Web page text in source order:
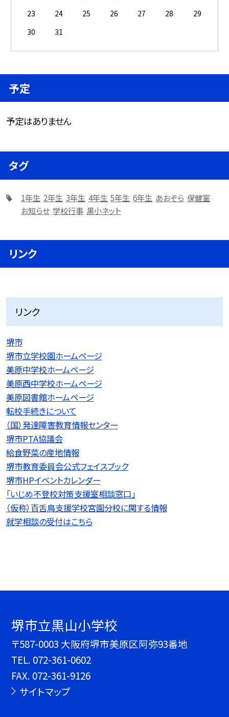
23
24 25 26 27 28
29
30
31
予定
予定はありません
タグ
1年生 2年生 3年生 4年生 5年生 6年生 あおぞら 保健室
お知らせ 学校行事 黒小ネット
リンク
リンク
堺市
堺市立学校園ホームページ
美原中学校ホームページ
美原西中学校ホームページ
美原図書館ホームページ
転校手続きについて
（国）発達障害教育情報センター
堺市PTA協議会
給食野菜の産地情報
堺市教育委員会公式フェイスブック
堺市HPイベントカレンダー
「いじめ不登校対策支援室相談窓口」
（仮称）百舌鳥支援学校宮園分校に関する情報
就学相談の受付はこちら
堺市立黒山小学校
〒587-0003 大阪府堺市美原区阿弥93番地
TEL. 072-361-0602
FAX. 072-361-9126
サイトマップ